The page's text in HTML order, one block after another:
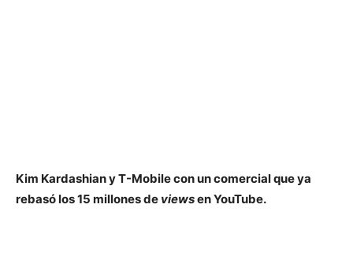
Kim Kardashian y T-Mobile con un comercial que ya
rebasó los 15 millones de viewsen YouTube.